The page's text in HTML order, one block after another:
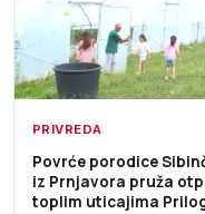
PRIVREDA
Povrće porodice
iz Prnjavora pruža
toplim uticajima